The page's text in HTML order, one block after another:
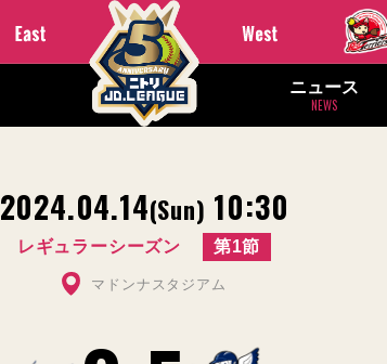
ニュース
NEWS
2024.04.14(Sun) 10:30
レギュラーシーズン 第1節
マドンナスタジアム